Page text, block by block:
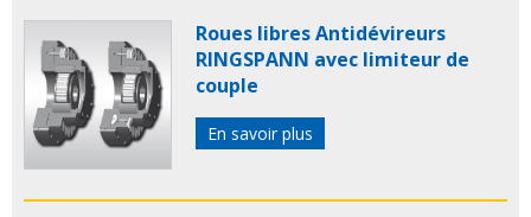
Roues libres Antidévireurs
RINGSPANN avec limiteur de
couple
En savoir plus